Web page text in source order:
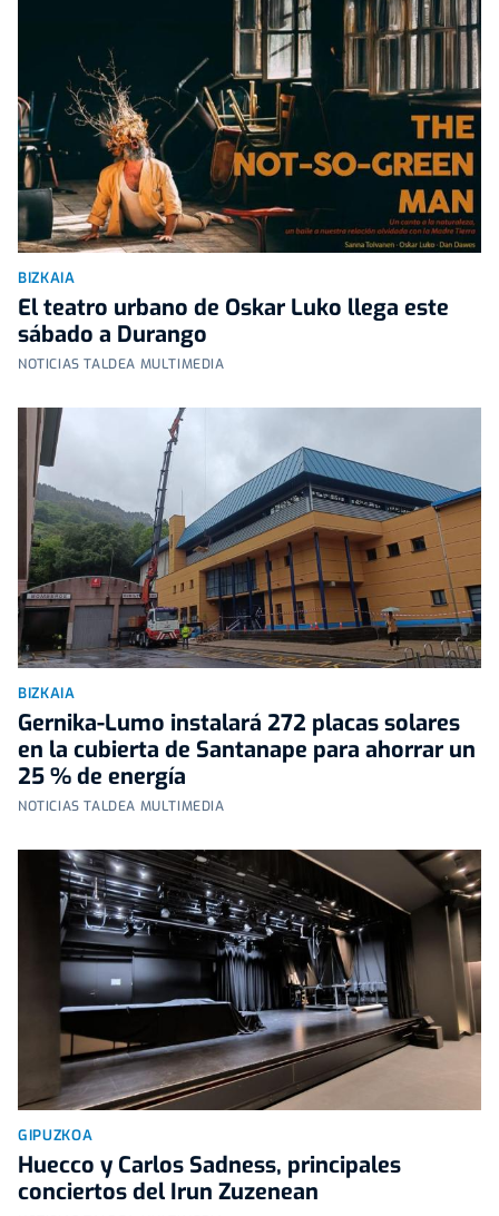
BIZKAIA
El teatro urbano de Oskar Luko llega este
sábado a Durango
NOTICIAS TALDEA MULTIMEDIA
BIZKAIA
Gernika-Lumo instalará 272 placas solares
en la cubierta de Santanape para ahorrar un
25 % de energía
NOTICIAS TALDEA MULTIMEDIA
GIPUZKOA
Huecco y Carlos Sadness, principales
conciertos del Irun Zuzenean